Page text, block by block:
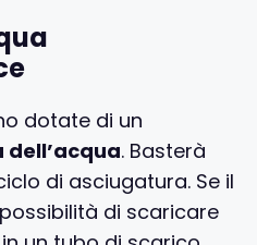
dotate di un
. Basterà
di asciugatura. Se il
di scaricare